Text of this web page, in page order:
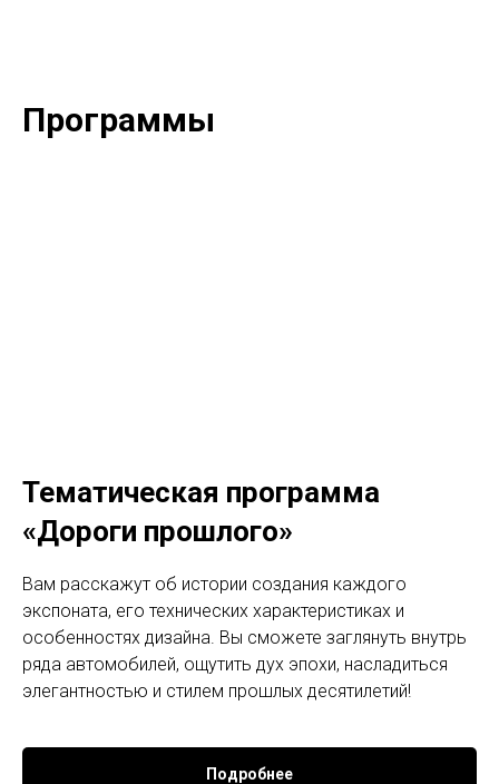
Программы
Тематическая программа
«Дороги прошлого»
Вам расскажут об истории создания каждого
экспоната, его технических характеристиках и
особенностях дизайна. Вы сможете заглянуть внутрь
ряда автомобилей, ощутить дух эпохи, насладиться
элегантностью и стилем прошлых десятилетий!
Подробнее